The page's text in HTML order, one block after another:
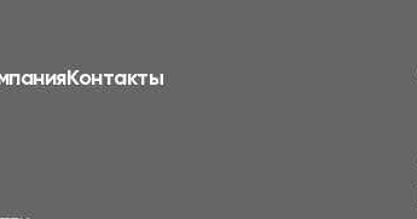
Контакты